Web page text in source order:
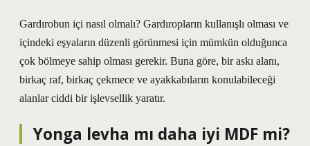
Gardırobun içi nasıl olmalı? Gardıropların kullanışlı olması ve
içindeki eşyaların düzenli görünmesi için mümkün olduğunca
çok bölmeye sahip olması gerekir. Buna göre, bir askı alanı,
birkaç raf, birkaç çekmece ve ayakkabıların konulabileceği
alanlar ciddi bir işlevsellik yaratır.
Yonga levha mı daha iyi MDF mi?